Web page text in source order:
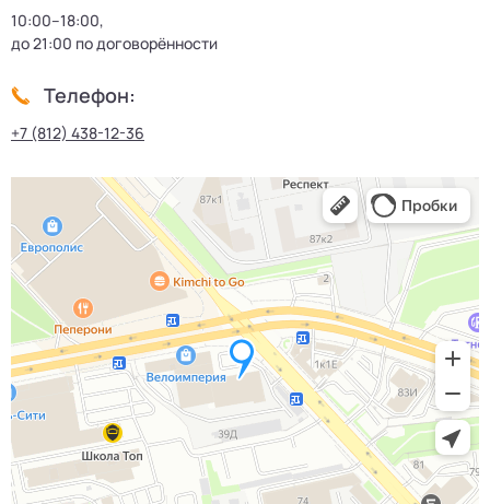
10:00–18:00,
до 21:00 по договорённости
Телефон:
+7 (812) 438-12-36